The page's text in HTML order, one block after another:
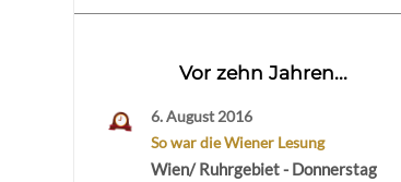
Vor zehn Jahren...
6. August 2016
So war die Wiener Lesung
Wien/ Ruhrgebiet - Donnerstag